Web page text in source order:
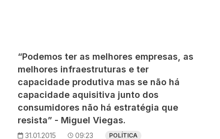
“Podemos ter as melhores empresas, as
melhores infraestruturas e ter
capacidade produtiva mas se não há
capacidade aquisitiva junto dos
consumidores não há estratégia que
resista” - Miguel Viegas.
31.01.2015 09:23 POLÍTICA